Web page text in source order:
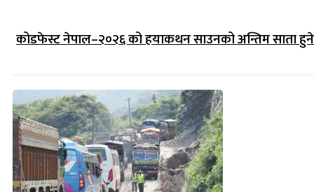
कोडफेस्ट नेपाल–२०२६ को हयाकथन साउनको अन्तिम साता हुने